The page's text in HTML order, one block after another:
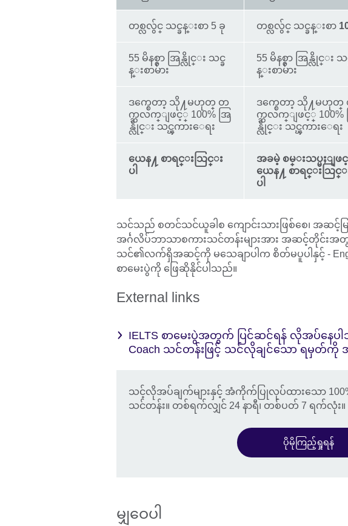
တစ္လလွ်င္ သင္ခန္းစာ 5 ခု တစ္လလွ်င္ သင္ခန္းစာ
55 မိနစ္စာ အြန္လိုင္း သင္ခ
န္းစာမ်ား
55 မိနစ္စာ အြန္လိုင္း သ
န္းစာမ်ား
ဒက္စေတာ့ သို႔မဟုတ္ တ
က္ဘလက္ျဖင့္ 100% အြ
န္လိုင္း သင္ၾကားေရး
ဒက္စေတာ့ သို႔မဟုတ္
က္ဘလက္ျဖင့္ 100%
န္လိုင္း သင္ၾကားေရး
ယေန႔ စာရင္းသြင္း
ပါ
အခမဲ့ စမ္းသပ္မႈျ
ယေန႔ စာရင္းသြင္
ပါ
သင်သည် စတင်သင်ယူခါစ ကျောင်းသားဖြစ်စေ၊ အဆင့်မြ
အင်္ဂလိပ်ဘာသာစကားသင်တန်းများအား အဆင့်တိုင်းအ
သင်၏လက်ရှိအဆင့်ကို မသေချာပါက စိတ်မပူပါနှင့် -
စာမေးပွဲကို ဖြေဆိုနိုင်ပါသည်။
External links
IELTS စာမေးပွဲအတွက် ပြင်ဆင်ရန် လိုအပ်နေပ
Coach သင်တန်းဖြင့် သင်လိုချင်သော ရမှတ်
သင့်လိုအပ်ချက်များနှင့် အံကိုက်ပြုလုပ်ထားသော
သင်တန်း။ တစ်ရက်လျှင် 24 နာရီ၊ တစ်ပတ် 7 ရက်လုံး။
ပိုမိုကြည့်ရှုရန်
မျှဝေပါ